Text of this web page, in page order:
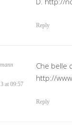
Reply
at 09:57
Che belle
http://
Reply